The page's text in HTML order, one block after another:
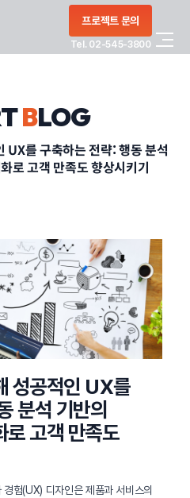
프로젝트 문의
Tel. 02-545-3800
BLOG
UX를 구축하는 전략: 행동 분석
로 고객 만족도 향상시키기
성공적인 UX를
분석 기반의
로 고객 만족도
험(UX) 디자인은 제품과 서비스의